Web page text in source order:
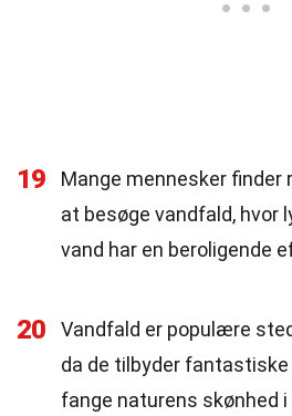
19
Mange mennesker finder
at besøge vandfald, hvor
vand har en beroligende
20
Vandfald er populære
da de tilbyder
fange naturens skønhed i